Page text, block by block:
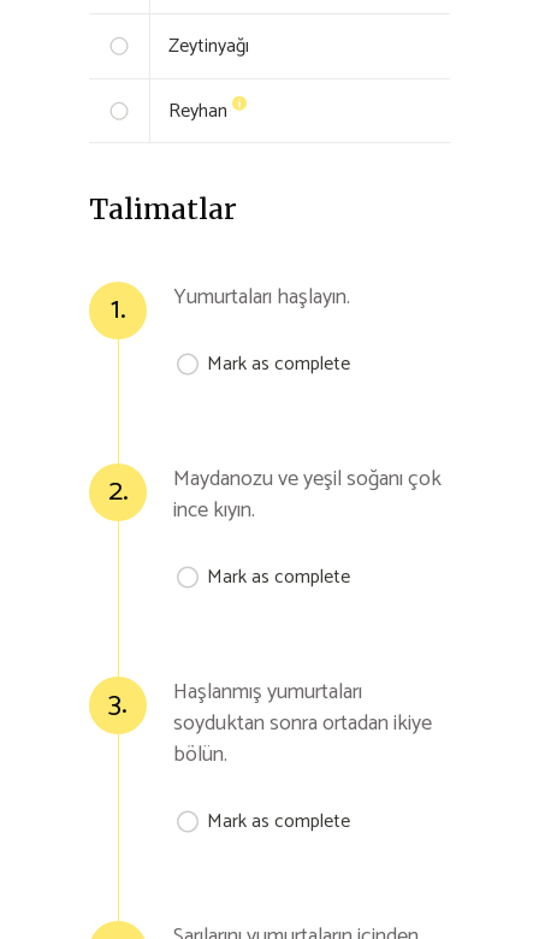
Zeytinyağı
Reyhan
Talimatlar
1. Yumurtaları haşlayın.
Mark as complete
2.
Maydanozu ve yeşil soğanı çok
ince kıyın.
Mark as complete
3.
Haşlanmış yumurtaları
soyduktan sonra ortadan ikiye
bölün.
Mark as complete